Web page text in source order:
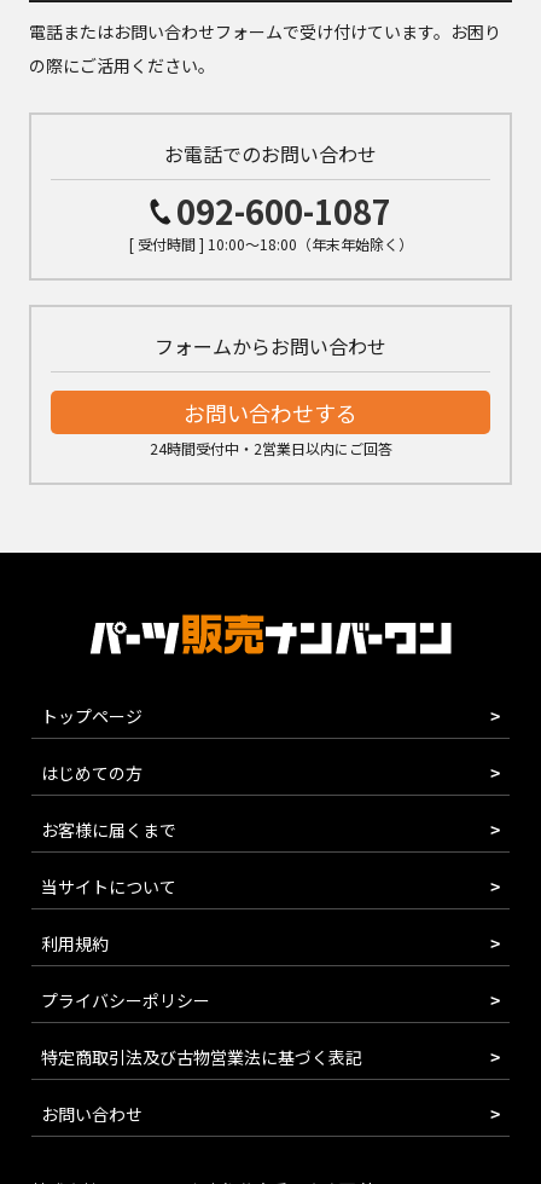
電話またはお問い合わせフォームで受け付けています。お困り
の際にご活用ください。
お電話でのお問い合わせ
092-600-1087
[ 受付時間 ] 10:00～18:00（年末年始除く）
フォームからお問い合わせ
お問い合わせする
24時間受付中・2営業日以内にご回答
トップページ
はじめての方
お客様に届くまで
当サイトについて
利用規約
プライバシーポリシー
特定商取引法及び古物営業法に基づく表記
お問い合わせ